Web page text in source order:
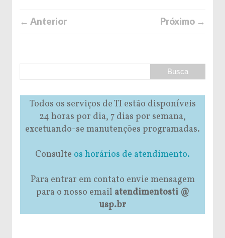
← Anterior Próximo →
Todos os serviços de TI estão disponíveis
24 horas por dia, 7 dias por semana,
excetuando-se manutenções programadas.
Consulte os horários de atendimento.
Para entrar em contato envie mensagem
para o nosso email atendimentosti @
usp.br